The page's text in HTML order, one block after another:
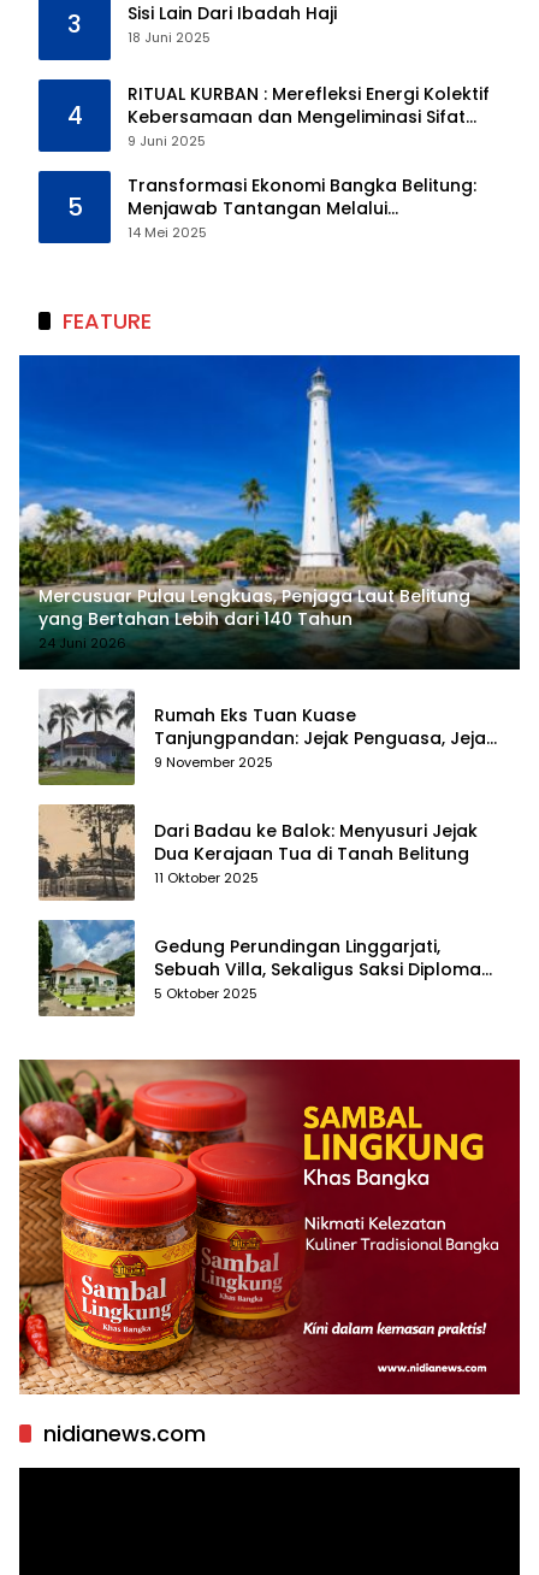
3 Sisi Lain Dari Ibadah Haji
18 Juni 2025
4
RITUAL KURBAN : Merefleksi Energi Kolektif
Kebersamaan dan Mengeliminasi Sifat
Kebinatangan Manusia
9 Juni 2025
5
Transformasi Ekonomi Bangka Belitung:
Menjawab Tantangan Melalui
Pengelolaan Sumber Daya Alam yang
14 Mei 2025
FEATURE
Mercusuar Pulau Lengkuas, Penjaga Laut Belitung
yang Bertahan Lebih dari 140 Tahun
24 Juni 2026
Rumah Eks Tuan Kuase
Tanjungpandan: Jejak Penguasa, Jejak
Kenangan
9 November 2025
Dari Badau ke Balok: Menyusuri Jejak
Dua Kerajaan Tua di Tanah Belitung
11 Oktober 2025
Gedung Perundingan Linggarjati,
Sebuah Villa, Sekaligus Saksi Diplomasi
yang Mengubah Arah Bangsa
5 Oktober 2025
nidianews.com